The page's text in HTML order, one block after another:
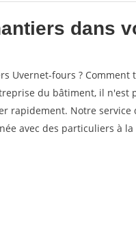
dans
Uvernet-fours ?
du bâtiment, il
rapidement. Notre
avec des particuliers à